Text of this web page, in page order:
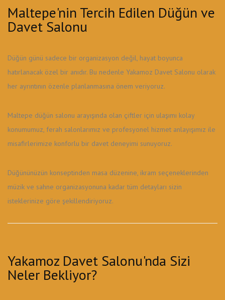
Maltepe'nin Tercih Edilen Düğün ve
Davet Salonu
Düğün günü sadece bir organizasyon değil, hayat boyunca
hatırlanacak özel bir anıdır. Bu nedenle Yakamoz Davet Salonu olarak
her ayrıntının özenle planlanmasına önem veriyoruz.
Maltepe düğün salonu arayışında olan çiftler için ulaşımı kolay
konumumuz, ferah salonlarımız ve profesyonel hizmet anlayışımız ile
misafirlerimize konforlu bir davet deneyimi sunuyoruz.
Düğününüzün konseptinden masa düzenine, ikram seçeneklerinden
müzik ve sahne organizasyonuna kadar tüm detayları sizin
isteklerinize göre şekillendiriyoruz.
Yakamoz Davet Salonu'nda Sizi
Neler Bekliyor?